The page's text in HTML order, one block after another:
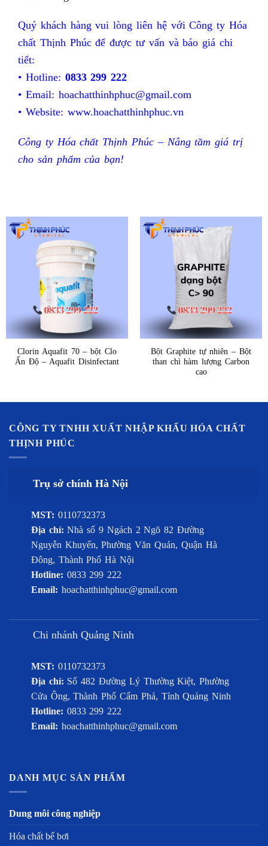
Quý khách hàng vui lòng liên hệ với Công ty Hóa
chất Thịnh Phúc để được tư vấn và báo giá chi
tiết:
• Hotline: 0833 299 222
• Email: hoachatthinhphuc@gmail.com
• Website: www.hoachatthinhphuc.vn
Công ty Hóa chất Thịnh Phúc – Nâng tầm giá trị
cho sản phẩm của bạn!
Clorin Aquafit 70 – bột Clo
Ấn Độ – Aquafit Disinfectant
Bột Graphite tự nhiên – Bột
than chì hàm lượng Carbon
cao
CÔNG TY TNHH XUẤT NHẬP KHẨU HÓA CHẤT
THỊNH PHÚC
Trụ sở chính Hà Nội
MST: 0110732373
Địa chỉ:Nhà số 9 Ngách 2 Ngõ 82 Đường
Nguyễn Khuyến, Phường Văn Quán, Quận Hà
Đông, Thành Phố Hà Nội
Hotline: 0833 299 222
Email: hoachatthinhphuc@gmail.com
Chi nhánh Quảng Ninh
MST: 0110732373
Địa chỉ: Số 482 Đường Lý Thường Kiệt, Phường
Cửa Ông, Thành Phố Cẩm Phả, Tỉnh Quảng Ninh
Hotline: 0833 299 222
Email: hoachatthinhphuc@gmail.com
DANH MỤC SẢN PHẨM
Dung môi công nghiệp
Hóa chất bể bơi